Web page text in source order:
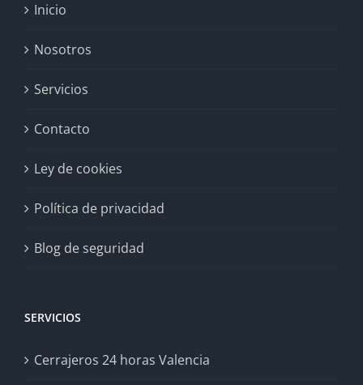
Inicio
Nosotros
Servicios
Contacto
Ley de cookies
Política de privacidad
Blog de seguridad
SERVICIOS
Cerrajeros 24 horas Valencia